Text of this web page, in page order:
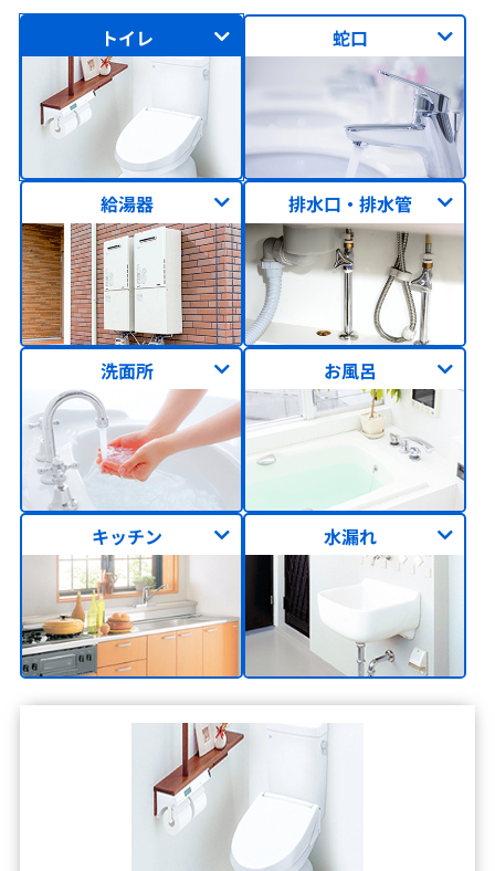
トイレ 蛇口
給湯器 排水口・排水管
洗面所 お風呂
キッチン 水漏れ